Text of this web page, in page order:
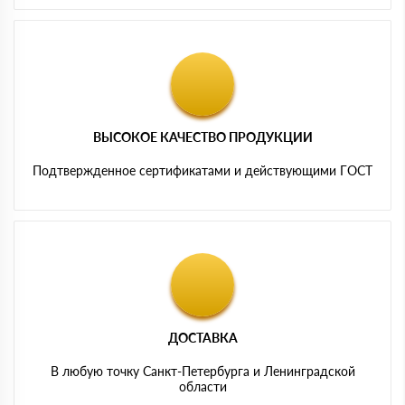
ВЫСОКОЕ КАЧЕСТВО ПРОДУКЦИИ
Подтвержденное сертификатами и действующими ГОСТ
ДОСТАВКА
В любую точку Санкт-Петербурга и Ленинградской
области